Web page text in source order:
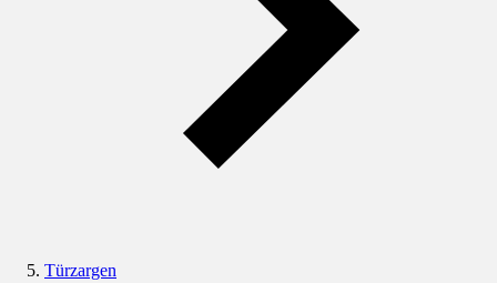
Türzargen